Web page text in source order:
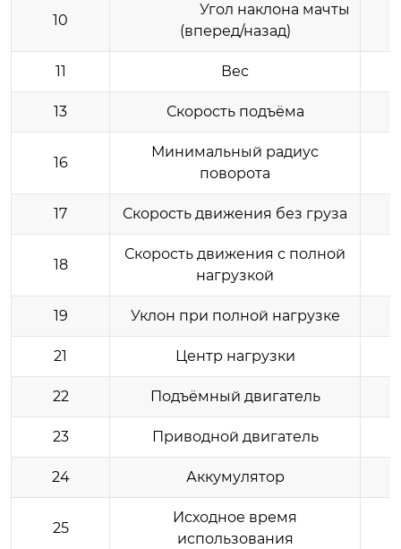
10
Угол наклона мачты
(вперед/назад)
11 Вес
13 Скорость подъёма
16
Минимальный радиус
поворота
17 Скорость движения без груза
18
Скорость движения с полной
нагрузкой
19 Уклон при полной нагрузке
21 Центр нагрузки
22 Подъёмный двигатель
23 Приводной двигатель
24 Аккумулятор
25
Исходное время
использования